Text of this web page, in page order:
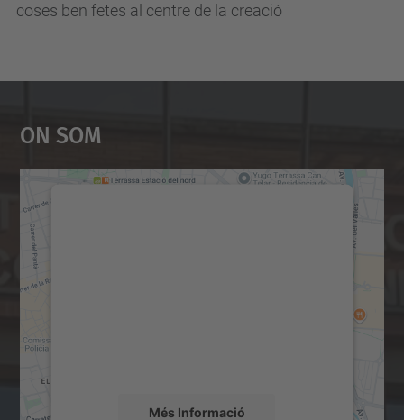
coses ben fetes al centre de la creació
On Som
Més Informació